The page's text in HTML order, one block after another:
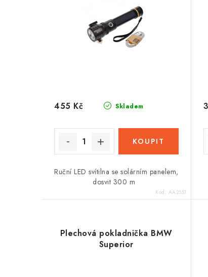
Skladem
455 Kč
Ruční LED svítilna se solárním panelem,
dosvit 300 m
Kód: AA2551
Plechová pokladnička BMW
Superior